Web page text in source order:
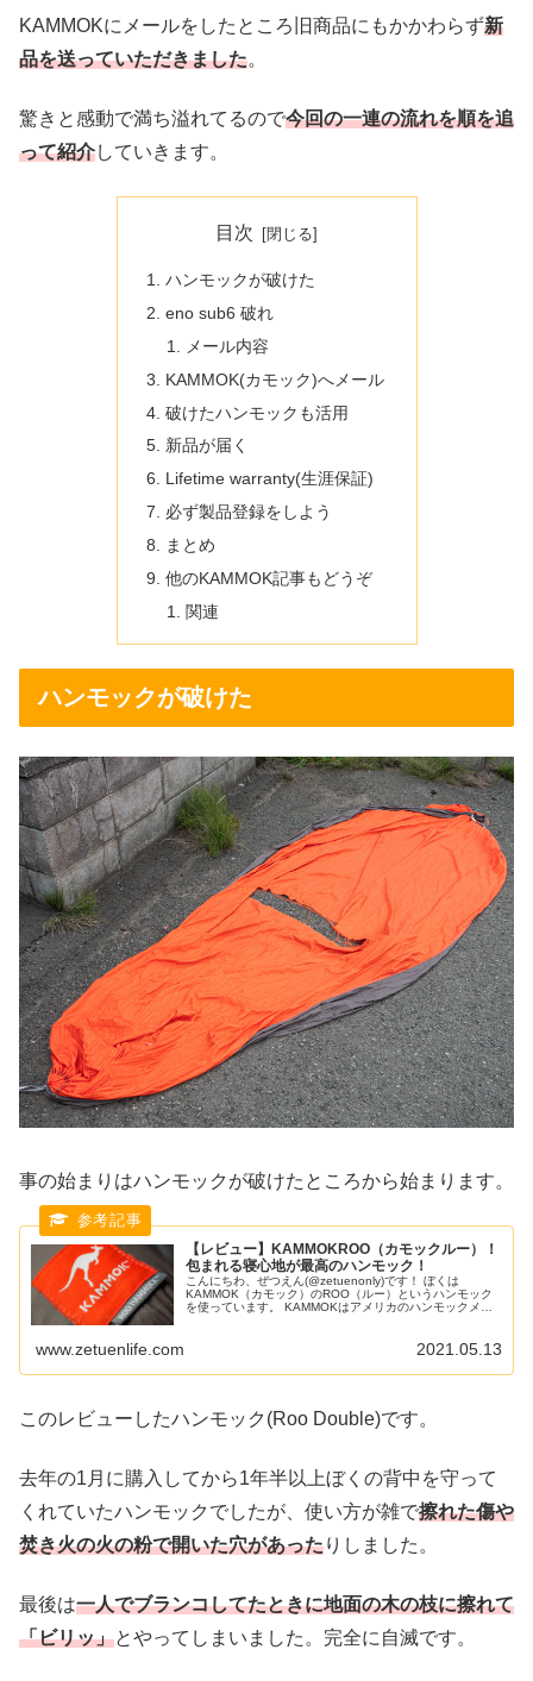
KAMMOKにメールをしたところ旧商品にもかかわらず新
品を送っていただきました。
驚きと感動で満ち溢れてるので今回の一連の流れを順を追
って紹介していきます。
目次
ハンモックが破けた
eno sub6 破れ
メール内容
KAMMOK(カモック)へメール
破けたハンモックも活用
新品が届く
Lifetime warranty(生涯保証)
必ず製品登録をしよう
まとめ
他のKAMMOK記事もどうぞ
関連
ハンモックが破けた
事の始まりはハンモックが破けたところから始まります。
【レビュー】KAMMOKROO（カモックルー）！
包まれる寝心地が最高のハンモック！
こんにちわ、ぜつえん(@zetuenonly)です！ ぼくは
KAMMOK（カモック）のROO（ルー）というハンモック
を使っています。 KAMMOKはアメリカのハンモックメー
寝心地がすごく良いハンモックでテントで寝る回数が減っ
てしまったほどです。 軽量よりも寝心地重視な
www.zetuenlife.com 2021.05.13
このレビューしたハンモック(Roo Double)です。
去年の1月に購入してから1年半以上ぼくの背中を守って
くれていたハンモックでしたが、使い方が雑で擦れた傷や
焚き火の火の粉で開いた穴があったりしました。
最後は一人でブランコしてたときに地面の木の枝に擦れて
「ビリッ」とやってしまいました。完全に自滅です。